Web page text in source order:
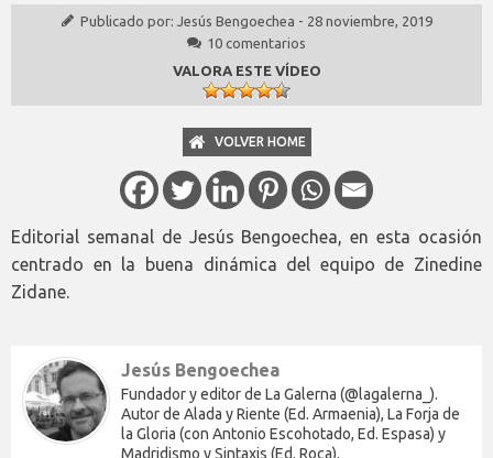
Publicado por: Jesús Bengoechea - 28 noviembre, 2019
10 comentarios
VALORA ESTE VÍDEO
VOLVER HOME
Editorial semanal de Jesús Bengoechea, en esta ocasión
centrado en la buena dinámica del equipo de Zinedine
Zidane.
Jesús Bengoechea
Fundador y editor de La Galerna (@lagalerna_).
Autor de Alada y Riente (Ed. Armaenia), La Forja de
la Gloria (con Antonio Escohotado, Ed. Espasa) y
Madridismo y Sintaxis (Ed. Roca).